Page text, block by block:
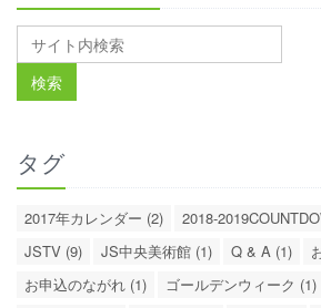
タグ
2017年カレンダー (2)
2018-
JSTV (9)
JS中央美術館 (1) Q & A (1)
お申込のながれ (1)
ゴールデンウィーク (1)